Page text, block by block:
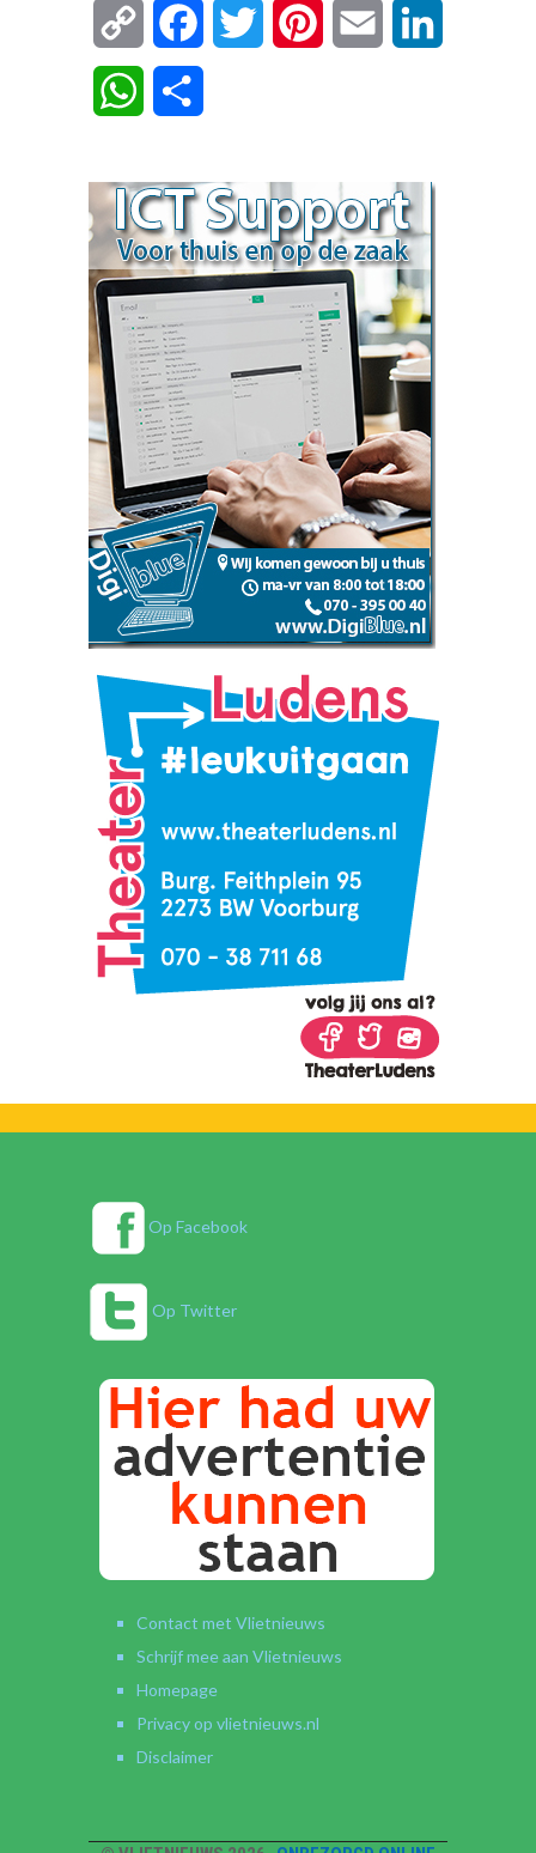
Copy
Link
FacebookTwitter Pinterest Email
WhatsApp
Op Facebook
Op Twitter
Contact met Vlietnieuws
Schrijf mee aan Vlietnieuws
Homepage
Privacy op vlietnieuws.nl
Disclaimer